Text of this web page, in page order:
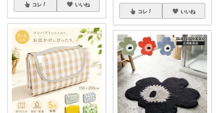
コレ いいね
コレ いいね